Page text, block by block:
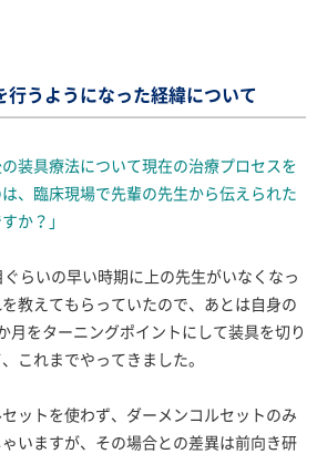
うようになった経緯について
の装具療法について現在の治療プロセスを
、臨床現場で先輩の先生から伝えられた
か？」
らいの早い時期に上の先生がいなくなっ
教えてもらっていたので、あとは自身の
月をターニングポイントにして装具を切り
これまでやってきました。
ットを使わず、ダーメンコルセットのみ
いますが、その場合との差異は前向き研